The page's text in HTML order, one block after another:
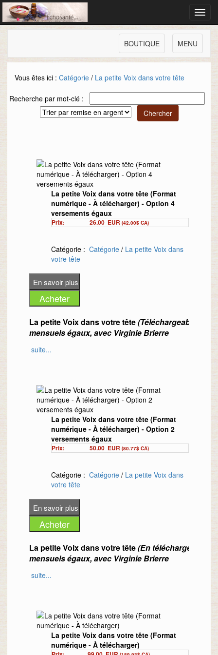
MENU
BOUTIQUE
Vous êtes ici : Catégorie / La petite Voix dans votre tête
Recherche par mot-clé :
La petite Voix dans votre tête (Format
numérique - À télécharger) - Option 4
versements égaux
Prix: 26.00 EUR (42.00$ CA)
Catégorie : Catégorie / La petite Voix dans
votre tête
La petite Voix dans votre tête(Téléchargeable) -
mensuels égaux, avec Virginie Brierre
Voici la conférence de présentation de cet atelier :
toutes les facultés (oui, tous les êtres les ont !) pour
mais tu n'as pas encore trouvé le mode d'emploi ?
C'est ce que je te propose d'acquérir ! Une vraie
suite...
La petite Voix dans votre tête (Format
numérique - À télécharger) - Option 2
versements égaux
Prix: 50.00 EUR (80.77$ CA)
Catégorie : Catégorie / La petite Voix dans
votre tête
La petite Voix dans votre tête(En téléchargement)
mensuels égaux, avec Virginie Brierre
Voici la conférence de présentation de cet atelier :
suite...
La petite Voix dans votre tête (Format
numérique - À télécharger)